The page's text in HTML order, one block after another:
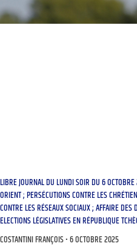
LIBRE JOURNAL DU LUNDI SOIR DU 6
ORIENT ; PERSÉCUTIONS CONTRE LES
CONTRE LES RÉSEAUX SOCIAUX ; AFFAIRE
ELECTIONS LÉGISLATIVES EN RÉPUBLIQUE
COSTANTINI FRANÇOIS 6 OCTOBRE 2025